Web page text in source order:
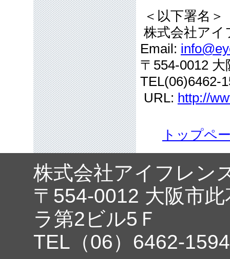
＜以下署名＞
株式会社アイ
Email:
〒554-0012
TEL(06)6462-
URL: http://
トップペ
株式会社アイフレン
〒554-0012 大阪市
ラ第2ビル5Ｆ
TEL（06）6462-